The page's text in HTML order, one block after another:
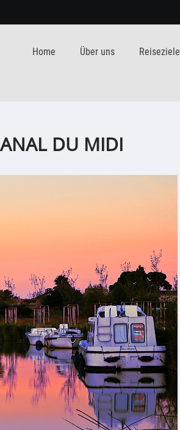
Home Über uns Reiseziele
DU MIDI